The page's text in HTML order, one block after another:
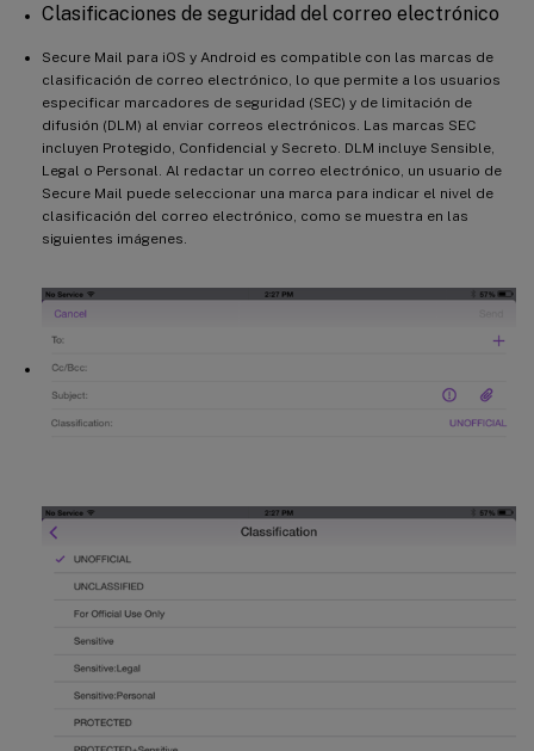
Clasificaciones de seguridad del correo electrónico
Secure Mail para iOS y Android es compatible con las marcas de
clasificación de correo electrónico, lo que permite a los usuarios
especificar marcadores de seguridad (SEC) y de limitación de
difusión (DLM) al enviar correos electrónicos. Las marcas SEC
incluyen Protegido, Confidencial y Secreto. DLM incluye Sensible,
Legal o Personal. Al redactar un correo electrónico, un usuario de
Secure Mail puede seleccionar una marca para indicar el nivel de
clasificación del correo electrónico, como se muestra en las
siguientes imágenes.